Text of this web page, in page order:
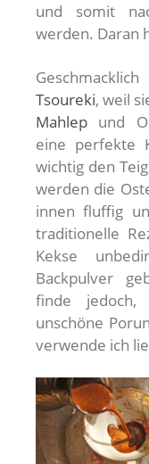
und somit
werden. Daran
Tsoureki, weil
Mahlep und
eine perfekte
wichtig den
werden die
innen fluffig
traditionelle
Kekse
Backpulver
finde
unschöne
verwende ich